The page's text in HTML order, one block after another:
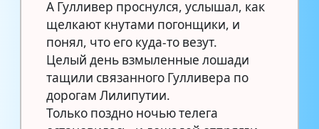
А Гулливер проснулся, услышал, как
щелкают кнутами погонщики, и
понял, что его куда-то везут.
Целый день взмыленные лошади
тащили связанного Гулливера по
дорогам Лилипутии.
Только поздно ночью телега